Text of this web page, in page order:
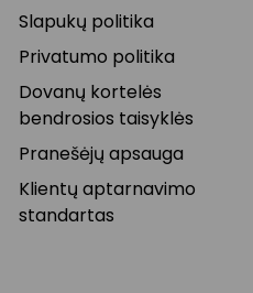
Slapukų politika
Privatumo politika
Dovanų kortelės
bendrosios taisyklės
Pranešėjų apsauga
Klientų aptarnavimo
standartas